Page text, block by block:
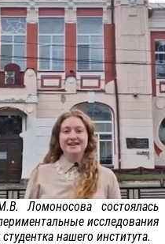
Ломоносова состоялась
исследования
нашего института.